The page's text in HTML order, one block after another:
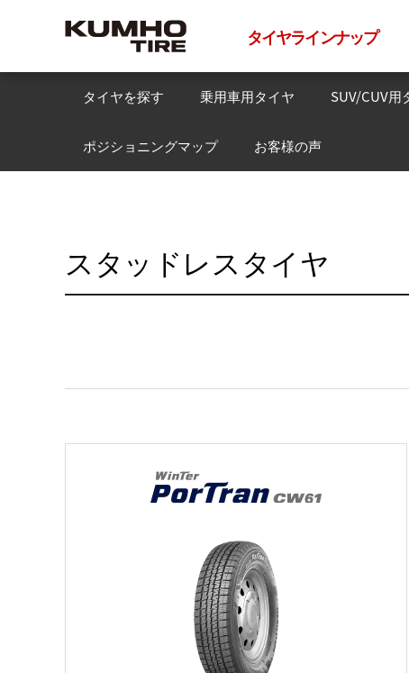
タイヤラインナップ
タイヤを探す 乗用車用タイヤ SUV/CUV用
ポジショニングマップ お客様の声
スタッドレスタイヤ